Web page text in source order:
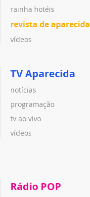
rainha hotéis
revista de aparecida
vídeos
TV Aparecida
notícias
programação
tv ao vivo
vídeos
Rádio POP